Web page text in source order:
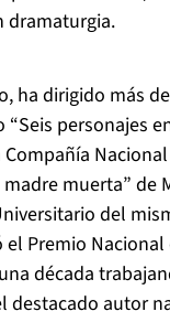
dramaturgia.
ha dirigido más
personajes
muerta” de
del
Premio Nacional
década
destacado autor